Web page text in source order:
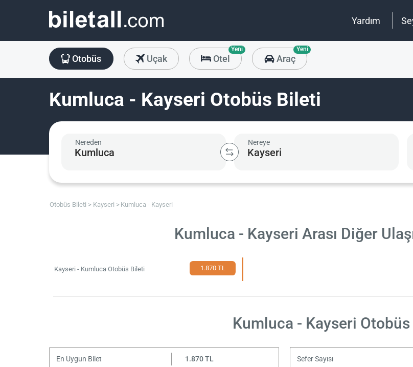
Yardım
Otobüs Uçak Otel
Yeni
Araç
Yeni
Kumluca - Kayseri Otobüs Bileti
Nereden Nereye
Otobüs Bileti Kayseri Kumluca - Kayseri
Kumluca - Kayseri Arası Diğer
Kayseri - Kumluca Otobüs Bileti 1.870 TL
Kumluca - Kayseri
En Uygun Bilet 1.870 TL Sefer Sayısı